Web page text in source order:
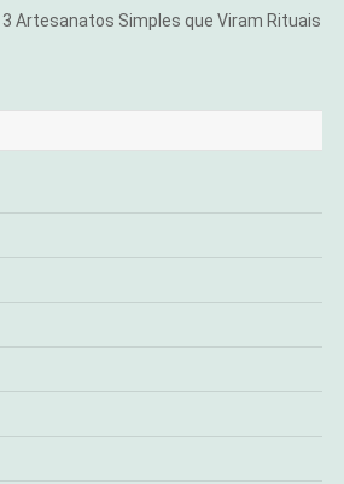
3 Artesanatos Simples que Viram Rituais